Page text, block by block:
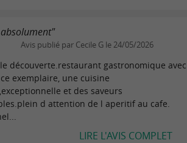
Avis publié par Cecile G le 24/05/2026
découverte.restaurant gastronomique avec
exemplaire, une cuisine
et des saveurs
d attention de l aperitif au cafe.
LIRE L'AVIS COMPLET